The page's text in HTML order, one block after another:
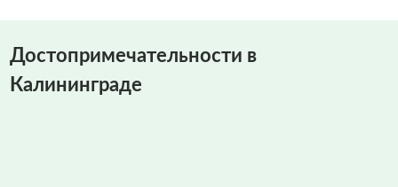
Достопримечательности в
Калининграде